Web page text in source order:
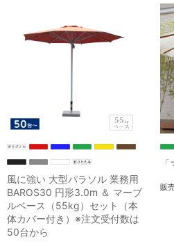
風に強い 大型パラソル 業務用
BAROS30 円形3.0m ＆ マーブ
ルベース（55kg）セット（本
体カバー付き）※注文受付数は
50台から
販